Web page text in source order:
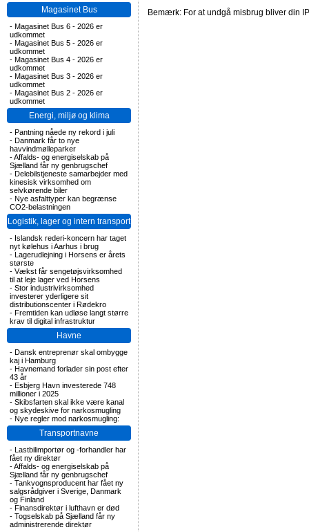
Magasinet Bus
- Magasinet Bus 6 - 2026 er
udkommet
- Magasinet Bus 5 - 2026 er
udkommet
- Magasinet Bus 4 - 2026 er
udkommet
- Magasinet Bus 3 - 2026 er
udkommet
- Magasinet Bus 2 - 2026 er
udkommet
Energi, miljø og klima
- Pantning nåede ny rekord i juli
- Danmark får to nye
havvindmølleparker
-Affalds- og energiselskab på
Sjælland får ny genbrugschef
- Delebilstjeneste samarbejder med
kinesisk virksomhed om
selvkørende biler
- Nye asfalttyper kan begrænse
CO2-belastningen
Logistik, lager og intern transport
- Islandsk rederi-koncern har taget
nyt kølehus i Aarhus i brug
- Lagerudlejning i Horsens er årets
største
- Vækst får sengetøjsvirksomhed
til at leje lager ved Horsens
- Stor industrivirksomhed
investerer yderligere sit
distributionscenter i Rødekro
- Fremtiden kan udløse langt større
krav til digital infrastruktur
Havne
- Dansk entreprenør skal ombygge
kaj i Hamburg
- Havnemand forlader sin post efter
43 år
- Esbjerg Havn investerede 748
millioner i 2025
- Skibsfarten skal ikke være kanal
og skydeskive for narkosmugling
- Nye regler mod narkosmugling:
Transportnavne
- Lastbilimportør og -forhandler har
fået ny direktør
-Affalds- og energiselskab på
Sjælland får ny genbrugschef
- Tankvognsproducent har fået ny
salgsrådgiver i Sverige, Danmark
og Finland
- Finansdirektør i lufthavn er død
- Togselskab på Sjælland får ny
administrerende direktør
Bemærk: For at undgå misbrug bliver din